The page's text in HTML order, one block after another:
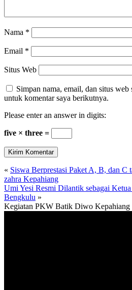
Nama *
Email *
Situs Web
Simpan nama, email, dan situs web
untuk komentar saya berikutnya.
Please enter an answer in digits:
five × three =
« Siswa Berprestasi Paket A, B, dan
zahra Kepahiang
Umi Yesi Resmi Dilantik sebagai
Bengkulu »
Kegiatan PKW Batik Diwo Kepahiang